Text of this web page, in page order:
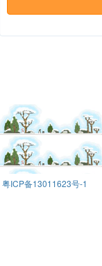
粤ICP备13011623号-1